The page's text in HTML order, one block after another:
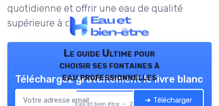
quotidienne et offrir une eau de qualité
supérieure à domicile.
Le guide Ultime pour
choisir ses fontaines à
eau professionnelles
Eau et bien être — 2026
Téléchargez gratuitement le livre blanc
➔ Télécharger